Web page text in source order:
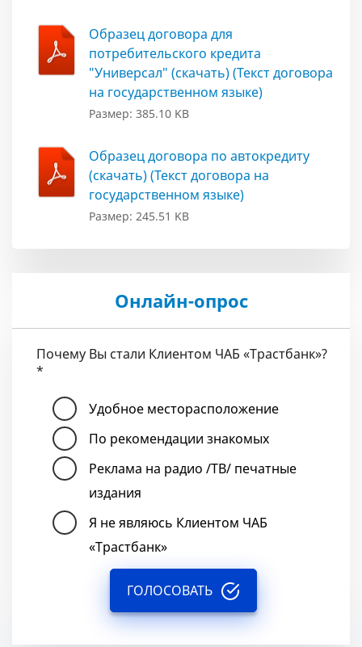
Образец договора для
потребительского кредита
"Универсал" (скачать) (Текст договора
на государственном языке)
Размер: 385.10 KB
Образец договора по автокредиту
(скачать) (Текст договора на
государственном языке)
Размер: 245.51 KB
Онлайн-опрос
Почему Вы стали Клиентом ЧАБ «Трастбанк»?
*
Удобное месторасположение
По рекомендации знакомых
Реклама на радио /ТВ/ печатные
издания
Я не являюсь Клиентом ЧАБ
«Трастбанк»
ГОЛОСОВАТЬ